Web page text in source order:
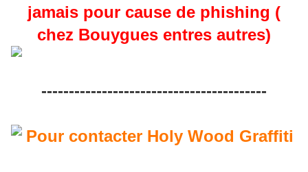
jamais pour cause de phishing (
chez Bouygues entres autres)
-----------------------------------------